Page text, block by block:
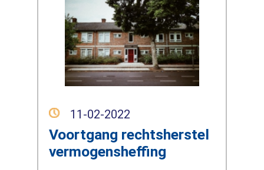
11-02-2022
Voortgang rechtsherstel
vermogensheffing